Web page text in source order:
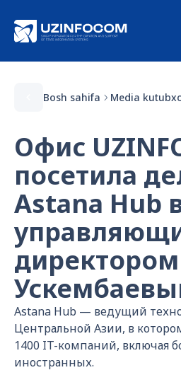
Bosh sahifa Media
Офис
посетила
Astana Hub
Astana Hub — ведущий
Центральной Азии, в
1400 IT-компаний, включая
иностранных.